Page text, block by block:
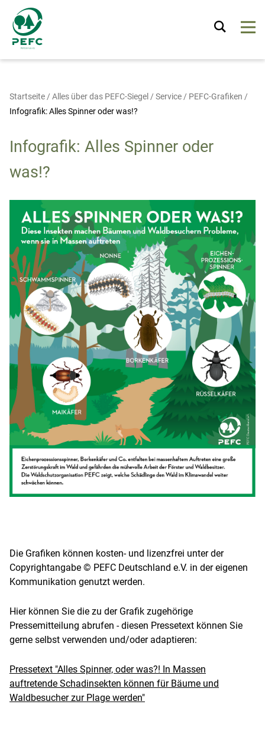
Startseite / Alles über das PEFC-Siegel / Service / PEFC-Grafiken /
Infografik: Alles Spinner oder was!?
Infografik: Alles Spinner oder
was!?
Die Grafiken können kosten- und lizenzfrei unter der
Copyrightangabe © PEFC Deutschland e.V. in der eigenen
Kommunikation genutzt werden.
Hier können Sie die zu der Grafik zugehörige
Pressemitteilung abrufen - diesen Pressetext können Sie
gerne selbst verwenden und/oder adaptieren:
Pressetext "Alles Spinner, oder was?! In Massen
auftretende Schadinsekten können für Bäume und
Waldbesucher zur Plage werden"